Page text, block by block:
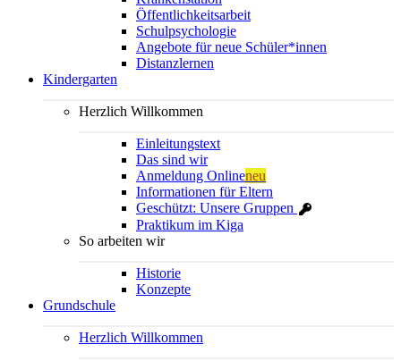
Öffentlichkeitsarbeit
Schulpsychologie
Angebote für neue Schüler*innen
Distanzlernen
Kindergarten
Herzlich Willkommen
Einleitungstext
Das sind wir
Anmeldung Onlineneu
Informationen für Eltern
Geschützt: Unsere Gruppen
Praktikum im Kiga
So arbeiten wir
Historie
Konzepte
Grundschule
Herzlich Willkommen